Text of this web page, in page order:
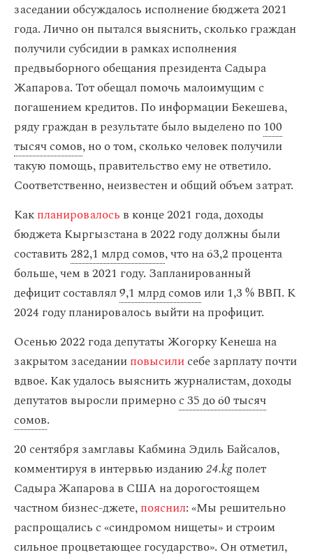
заседании обсуждалось исполнение бюджета 2021
года. Лично он пытался выяснить, сколько граждан
получили субсидии в рамках исполнения
предвыборного обещания президента Садыра
Жапарова. Тот обещал помочь малоимущим с
погашением кредитов. По информации Бекешева,
ряду граждан в результате было выделено по100
тысяч сомов, но о том, сколько человек получили
такую помощь, правительство ему не ответило.
Соответственно, неизвестен и общий объем затрат.
Какпланировалось в конце 2021 года, доходы
бюджета Кыргызстана в 2022 году должны были
составить282,1 млрд сомов, что на 63,2 процента
больше, чем в 2021 году. Запланированный
дефицит составлял9,1 млрд сомов или 1,3 % ВВП. К
2024 году планировалось выйти на профицит.
Осенью 2022 года депутаты Жогорку Кенеша на
закрытом заседанииповысилисебе зарплату почти
вдвое. Как удалось выяснить журналистам, доходы
депутатов выросли примернос 35 до 60 тысяч
сомов.
20 сентября замглавы Кабмина Эдиль Байсалов,
комментируя в интервью изданию24.kgполет
Садыра Жапарова в США на дорогостоящем
частном бизнес-джете,пояснил: «Мы решительно
распрощались с «синдромом нищеты» и строим
сильное процветающее государство». Он отметил,